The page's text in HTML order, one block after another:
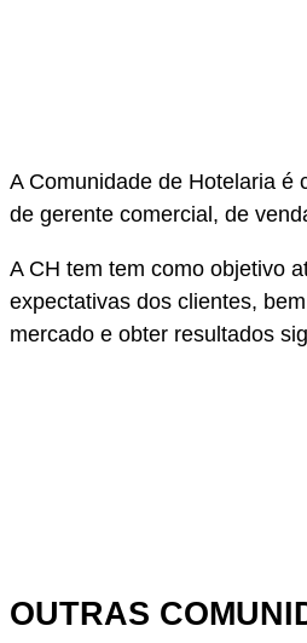
A Comunidade de Hotelaria é
de gerente comercial, de
A CH tem tem como objetivo
expectativas dos clientes,
mercado e obter resultados
OUTRAS